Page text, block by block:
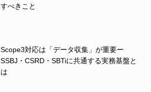
すべきこと
Scope3対応は「データ収集」が重要ー
SSBJ・CSRD・SBTiに共通する実務基盤と
は